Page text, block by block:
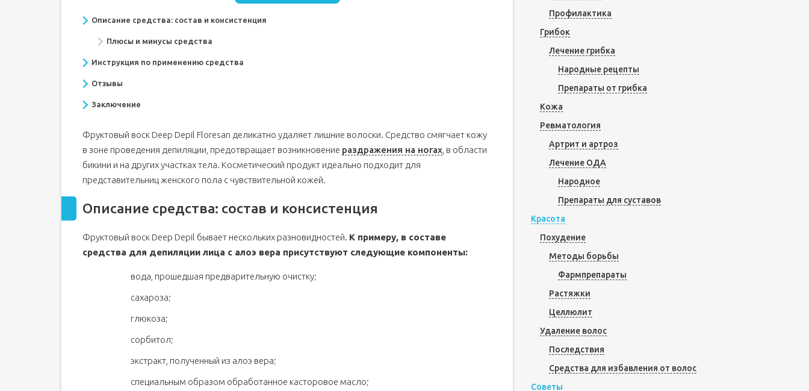
Описание средства: состав и консистенция
Плюсы и минусы средства
Инструкция по применению средства
Отзывы
Заключение
Фруктовый воск Deep Depil Floresan деликатно удаляет лишние волоски. Средство смягчает кожу
в зоне проведения депиляции, предотвращает возникновение раздражения на ногах , в области
бикини и на других участках тела. Косметический продукт идеально подходит для
представительниц женского пола с чувствительной кожей.
Описание средства: состав и консистенция
Фруктовый воск Deep Depil бывает нескольких разновидностей. К примеру, в составе
средства для депиляции лица с алоэ вера присутствуют следующие компоненты:
вода, прошедшая предварительную очистку;
сахароза;
глюкоза;
сорбитол;
экстракт, полученный из алоэ вера;
специальным образом обработанное касторовое масло;
Профилактика
Грибок
Лечение грибка
Народные рецепты
Препараты от грибка
Кожа
Ревматология
Артрит и артроз
Лечение ОДА
Народное
Препараты для суставов
Красота
Похудение
Методы борьбы
Фармпрепараты
Растяжки
Целлюлит
Удаление волос
Последствия
Средства для избавления от волос
Советы